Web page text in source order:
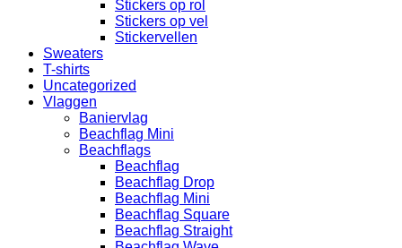
Stickers op rol
Stickers op vel
Stickervellen
Sweaters
T-shirts
Uncategorized
Vlaggen
Baniervlag
Beachflag Mini
Beachflags
Beachflag
Beachflag Drop
Beachflag Mini
Beachflag Square
Beachflag Straight